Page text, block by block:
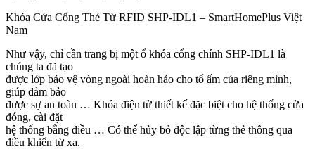
Khóa Cửa Cổng Thẻ Từ RFID SHP-IDL1 – SmartHomePlus Việt
Nam
Như vậy, chỉ cần trang bị một ổ khóa cổng chính SHP-IDL1 là
chúng ta đã tạo
được lớp bảo vệ vòng ngoài hoàn hảo cho tổ ấm của riêng mình,
giúp đảm bảo
được sự an toàn … Khóa điện tử thiết kế đặc biệt cho hệ thống cửa
đóng, cài đặt
hệ thống bằng điều … Có thể hủy bỏ độc lập từng thẻ thông qua
điều khiển từ xa.